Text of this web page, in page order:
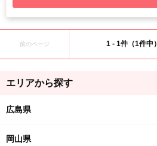
前のページ 1 - 1件（1件中）
エリアから探す
広島県
岡山県